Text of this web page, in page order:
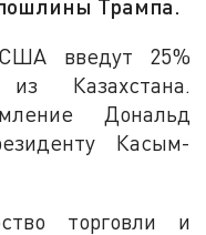
Трампа.
введут 25%
Казахстана.
Дональд
Касым-
торговли и